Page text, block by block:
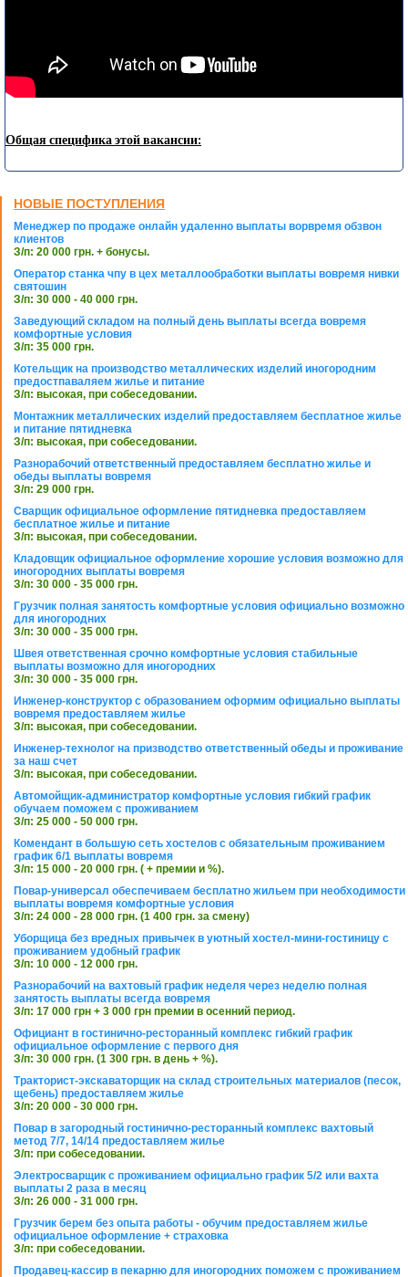
Общая специфика этой вакансии:
НОВЫЕ ПОСТУПЛЕНИЯ
Менеджер по продаже онлайн удаленно выплаты ворвремя обзвон
клиентов
З/п: 20 000 грн. + бонусы.
Оператор станка чпу в цех металлообработки выплаты вовремя нивки
святошин
З/п: 30 000 - 40 000 грн.
Заведующий складом на полный день выплаты всегда вовремя
комфортные условия
З/п: 35 000 грн.
Котельщик на производство металлических изделий иногородним
предостпаваляем жилье и питание
З/п: высокая, при собеседовании.
Монтажник металлических изделий предоставляем бесплатное жилье
и питание пятидневка
З/п: высокая, при собеседовании.
Разнорабочий ответственный предоставляем бесплатно жилье и
обеды выплаты вовремя
З/п: 29 000 грн.
Сварщик официальное оформление пятидневка предоставляем
бесплатное жилье и питание
З/п: высокая, при собеседовании.
Кладовщик официальное оформление хорошие условия возможно для
иногородних выплаты вовремя
З/п: 30 000 - 35 000 грн.
Грузчик полная занятость комфортные условия официально возможно
для иногородних
З/п: 30 000 - 35 000 грн.
Швея ответственная срочно комфортные условия стабильные
выплаты возможно для иногородних
З/п: 30 000 - 35 000 грн.
Инженер-конструктор с образованием оформим официально выплаты
вовремя предоставляем жилье
З/п: высокая, при собеседовании.
Инженер-технолог на призводство ответственный обеды и проживание
за наш счет
З/п: высокая, при собеседовании.
Автомойщик-администратор комфортные условия гибкий график
обучаем поможем с проживанием
З/п: 25 000 - 50 000 грн.
Комендант в большую сеть хостелов с обязательным проживанием
график 6/1 выплаты вовремя
З/п: 15 000 - 20 000 грн. ( + премии и %).
Повар-универсал обеспечиваем бесплатно жильем при необходимости
выплаты вовремя комфортные условия
З/п: 24 000 - 28 000 грн. (1 400 грн. за смену)
Уборщица без вредных привычек в уютный хостел-мини-гостиницу с
проживанием удобный график
З/п: 10 000 - 12 000 грн.
Разнорабочий на вахтовый график неделя через неделю полная
занятость выплаты всегда вовремя
З/п: 17 000 грн + 3 000 грн премии в осенний период.
Официант в гостинично-ресторанный комплекс гибкий график
официальное оформление с первого дня
З/п: 30 000 грн. (1 300 грн. в день + %).
Тракторист-экскаваторщик на склад строительных материалов (песок,
щебень) предоставляем жилье
З/п: 20 000 - 30 000 грн.
Повар в загородный гостинично-ресторанный комплекс вахтовый
метод 7/7, 14/14 предоставляем жилье
З/п: при собеседовании.
Электросварщик с проживанием официально график 5/2 или вахта
выплаты 2 раза в месяц
З/п: 26 000 - 31 000 грн.
Грузчик берем без опыта работы - обучим предоставляем жилье
официальное оформление + страховка
З/п: при собеседовании.
Продавец-кассир в пекарню для иногородних поможем с проживанием